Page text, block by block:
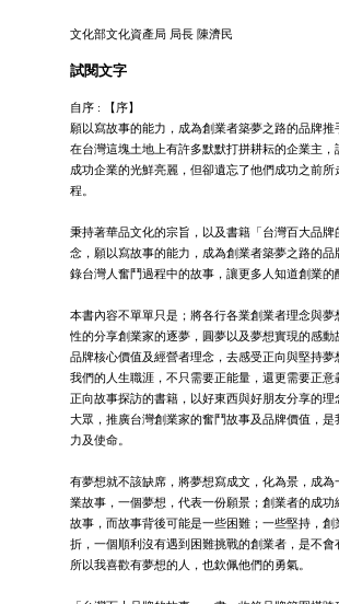
文化部文化資產局 局長 陳濟民
試閱文字
自序 : 【序】
願以寫故事的能力，成為創業者築夢之路的品牌推
在台灣這塊土地上有許多默默打拼耕耘的企業主，
成功企業的光鮮亮麗，但卻遺忘了他們成功之前所
程。
秉持著華品文化的宗旨，以及書籍「台灣百大品牌
念，願以寫故事的能力，成為創業者築夢之路的品
錄台灣人奮鬥過程中的故事，讓更多人知道創業的
本書內容不單單只是；將各行各業創業者理念與夢
性的分享創業家的逐夢，圓夢以及夢想實現的感動
品牌核心價值及經營者理念，去感受正向與堅持夢
我們的人生職涯，不只需要正能量，還更需要正意
正向故事探訪的書籍，以好東西與好朋友分享的理
大眾，推廣台灣創業家的奮鬥故事及品牌價值，是
力及使命。
有夢想就不該缺席，將夢想寫成文，化為景，成為
業故事，一個夢想，代表一份願景；創業者的成功
故事，而故事背後可能是一些困難；一些堅持，創
折，一個順利沒有遇到困難挑戰的創業者，是不會
所以我喜歡有夢想的人，也欽佩他們的勇氣。